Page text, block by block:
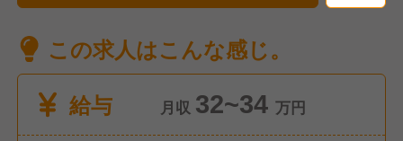
この求人はこんな感じ。
給与
月収 32~34 万円